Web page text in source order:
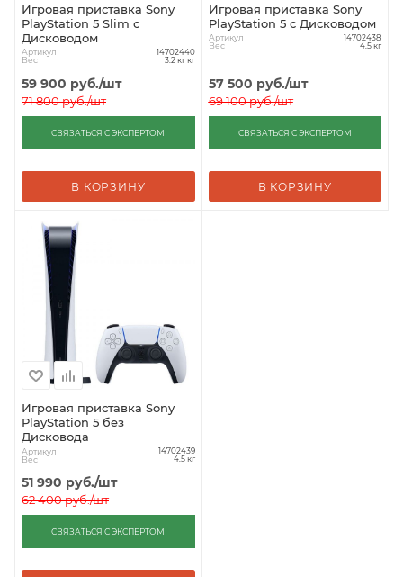
Игровая приставка Sony
PlayStation 5 Slim с
Дисководом
Артикул 14702440
Вес 3.2 кг кг
59 900 руб./шт
71 800руб./шт
СВЯЗАТЬСЯ С ЭКСПЕРТОМ
В КОРЗИНУ
Игровая приставка Sony
PlayStation 5 с Дисководом
Артикул 14702438
Вес 4.5 кг
57 500 руб./шт
69 100руб./шт
СВЯЗАТЬСЯ С ЭКСПЕРТОМ
В КОРЗИНУ
Игровая приставка Sony
PlayStation 5 без
Дисковода
Артикул 14702439
Вес 4.5 кг
51 990 руб./шт
62 400руб./шт
СВЯЗАТЬСЯ С ЭКСПЕРТОМ